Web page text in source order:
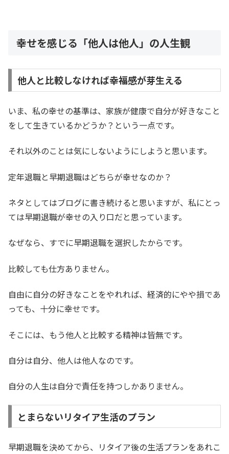
幸せを感じる「他人は他人」の人生観
他人と比較しなければ幸福感が芽生える
いま、私の幸せの基準は、家族が健康で自分が好きなこと
をして生きているかどうか？という一点です。
それ以外のことは気にしないようにしようと思います。
定年退職と早期退職はどちらが幸せなのか？
ネタとしてはブログに書き続けると思いますが、私にとっ
ては早期退職が幸せの入り口だと思っています。
なぜなら、すでに早期退職を選択したからです。
比較しても仕方ありません。
自由に自分の好きなことをやれれば、経済的にやや損であ
っても、十分に幸せです。
そこには、もう他人と比較する精神は皆無です。
自分は自分、他人は他人なのです。
自分の人生は自分で責任を持つしかありません。
とまらないリタイア生活のプラン
早期退職を決めてから、リタイア後の生活プランをあれこ